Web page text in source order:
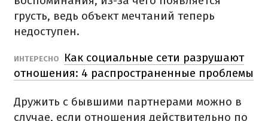
грусть, ведь объект мечтаний теперь
недоступен.
ИНТЕРЕСНО
Как социальные сети разрушают
отношения: 4 распространенные проблемы
Дружить с бывшими партнерами можно в
случае, если отношения действительно по